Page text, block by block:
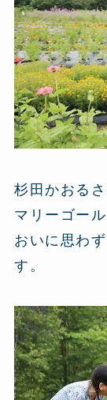
杉田かおる
マリーゴー
おいに思わ
す。